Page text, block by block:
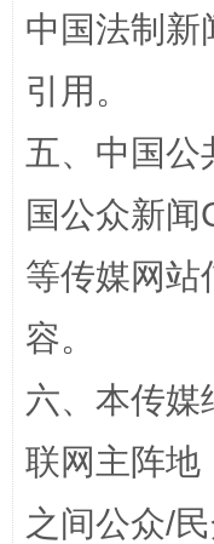
扯下公款旅
中国法制新
引用。
五、中国公
国公众新
等传媒网站
容。
六、本传媒
联网主阵地
之间公众/